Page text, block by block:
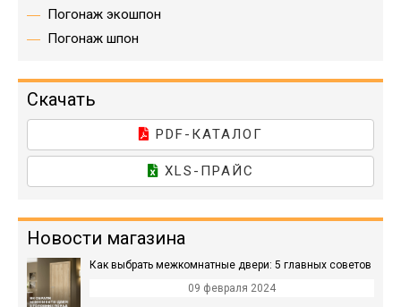
Погонаж экошпон
Погонаж шпон
Скачать
PDF-КАТАЛОГ
XLS-ПРАЙС
Новости магазина
Как выбрать межкомнатные двери: 5 главных советов
09 февраля 2024